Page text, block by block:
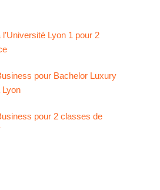
Lyon 1 pour 2
pour Bachelor Luxury
pour 2 classes de